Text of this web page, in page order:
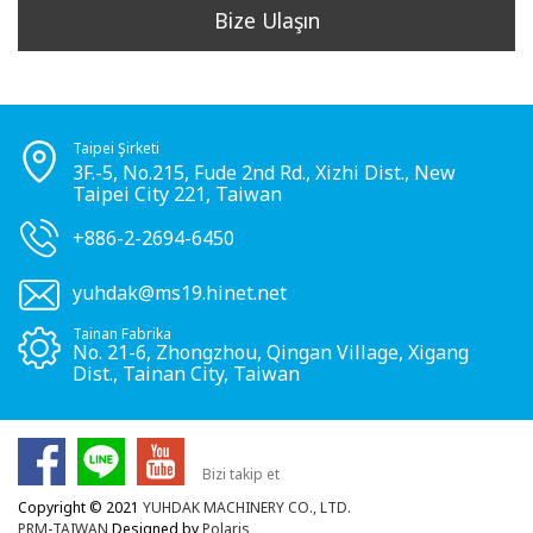
Bize Ulaşın
Taipei Şirketi
3F.-5, No.215, Fude 2nd Rd., Xizhi Dist., New
Taipei City 221, Taiwan
+886-2-2694-6450
yuhdak@ms19.hinet.net
Tainan Fabrika
No. 21-6, Zhongzhou, Qingan Village, Xigang
Dist., Tainan City, Taiwan
Bizi takip et
Copyright © 2021 YUHDAK MACHINERY CO., LTD.
PRM-TAIWAN Designed byPolaris